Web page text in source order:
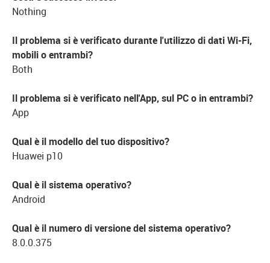
Nothing
Il problema si è verificato durante l'utilizzo di dati Wi-Fi,
mobili o entrambi?
Both
Il problema si è verificato nell'App, sul PC o in entrambi?
App
Qual è il modello del tuo dispositivo?
Huawei p10
Qual è il sistema operativo?
Android
Qual è il numero di versione del sistema operativo?
8.0.0.375